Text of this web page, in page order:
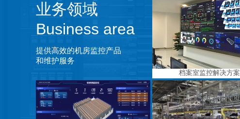
业务领域
Business area
提供高效的机房监控产品
和维护服务
档案室监控解决方案